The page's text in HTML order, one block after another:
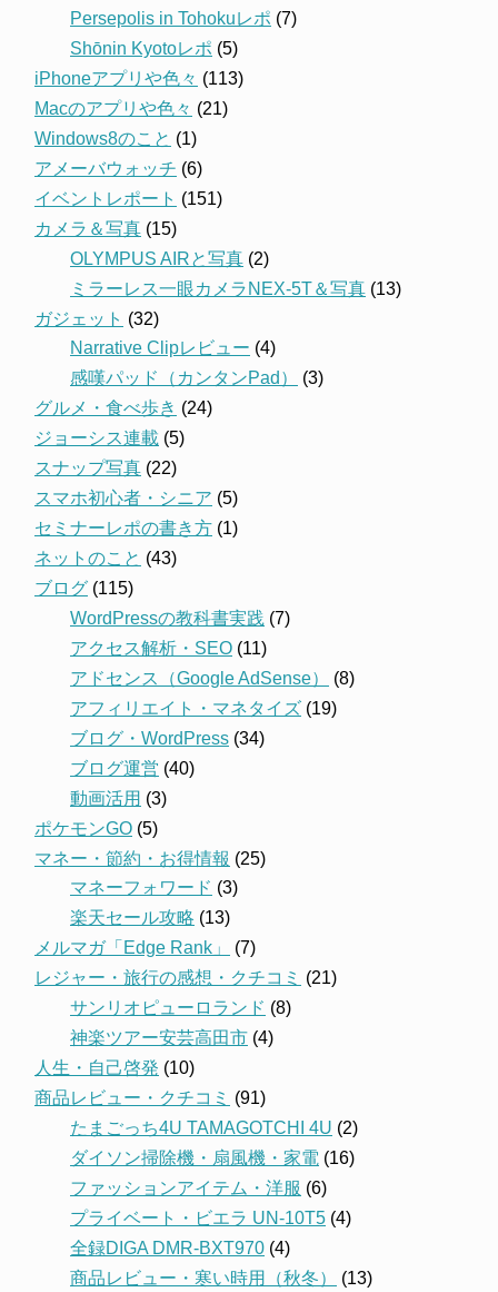
Persepolis in Tohokuレポ (7)
Shōnin Kyotoレポ (5)
iPhoneアプリや色々 (113)
Macのアプリや色々 (21)
Windows8のこと (1)
アメーバウォッチ (6)
イベントレポート (151)
カメラ＆写真 (15)
OLYMPUS AIRと写真 (2)
ミラーレス一眼カメラNEX-5T＆写真 (13)
ガジェット (32)
Narrative Clipレビュー (4)
感嘆パッド（カンタンPad）
(3)
グルメ・食べ歩き (24)
ジョーシス連載 (5)
スナップ写真 (22)
スマホ初心者・シニア (5)
セミナーレポの書き方 (1)
ネットのこと (43)
ブログ (115)
WordPressの教科書実践 (7)
アクセス解析・SEO (11)
アドセンス（Google AdSense）
(8)
アフィリエイト・マネタイズ (19)
ブログ・WordPress (34)
ブログ運営 (40)
動画活用 (3)
ポケモンGO (5)
マネー・節約・お得情報 (25)
マネーフォワード (3)
楽天セール攻略 (13)
メルマガ「Edge Rank」
(7)
レジャー・旅行の感想・クチコミ (21)
サンリオピューロランド (8)
神楽ツアー安芸高田市 (4)
人生・自己啓発 (10)
商品レビュー・クチコミ (91)
たまごっち4U TAMAGOTCHI 4U (2)
ダイソン掃除機・扇風機・家電 (16)
ファッションアイテム・洋服 (6)
プライベート・ビエラ UN-10T5 (4)
全録DIGA DMR-BXT970 (4)
商品レビュー・寒い時用（秋冬）
(13)